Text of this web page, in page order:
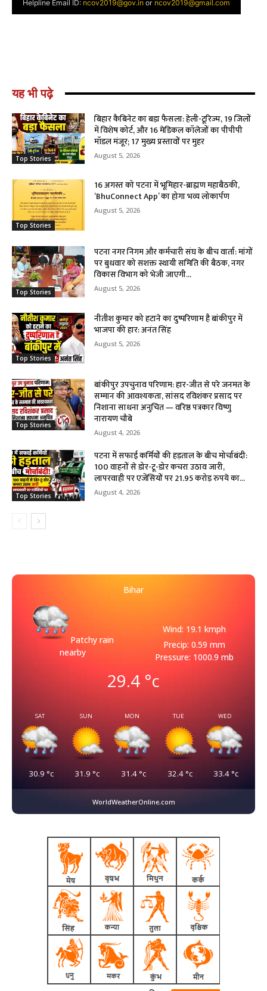
यह भी पढ़े
Top Stories
बिहार कैबिनेट का बड़ा फैसला: हेली-टूरिज्म, 19 जिलों
में विशेष कोर्ट, और 16 मेडिकल कॉलेजों का पीपीपी
मॉडल मंजूर; 17 मुख्य प्रस्तावों पर मुहर
August 5, 2026
Top Stories
16 अगस्त को पटना में भूमिहार-ब्राह्मण महाबैठकी,
‘BhuConnect App’ का होगा भव्य लोकार्पण
August 5, 2026
Top Stories
पटना नगर निगम और कर्मचारी संघ के बीच वार्ता: मांगों
पर बुधवार को सशक्त स्थायी समिति की बैठक, नगर
विकास विभाग को भेजी जाएगी...
August 5, 2026
Top Stories
नीतीश कुमार को हटाने का दुष्परिणाम है बांकीपुर में
भाजपा की हार: अनंत सिंह
August 5, 2026
Top Stories
बांकीपुर उपचुनाव परिणाम: हार-जीत से परे जनमत के
सम्मान की आवश्यकता, सांसद रविशंकर प्रसाद पर
निशाना साधना अनुचित — वरिष्ठ पत्रकार विष्णु
नारायण चौबे
August 4, 2026
Top Stories
पटना में सफाई कर्मियों की हड़ताल के बीच मोर्चाबंदी:
100 वाहनों से डोर-टू-डोर कचरा उठाव जारी,
लापरवाही पर एजेंसियों पर 21.95 करोड़ रुपये का...
August 4, 2026
Bihar
Patchy rain
nearby
Wind: 19.1 kmph
Precip: 0.59 mm
Pressure: 1000.9 mb
29.4 °c
SAT
30.9 °c
SUN
31.9 °c
MON
31.4°c
TUE
32.4°c
WED
33.4 °c
WorldWeatherOnline.com